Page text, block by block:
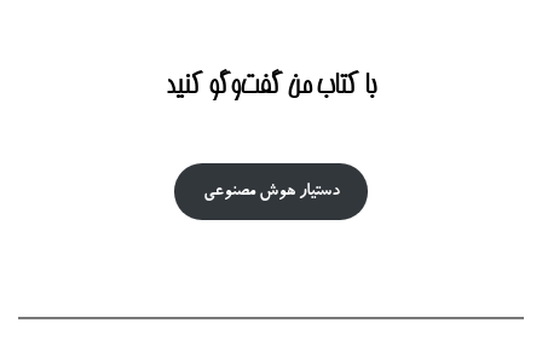
با کتاب من گفت‌‌وگو کنید
دستیار هوش‌ مصنوعی